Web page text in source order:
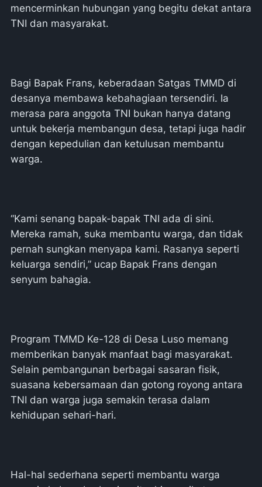
mencerminkan hubungan yang begitu dekat antara
TNI dan masyarakat.
Bagi Bapak Frans, keberadaan Satgas TMMD di
desanya membawa kebahagiaan tersendiri. Ia
merasa para anggota TNI bukan hanya datang
untuk bekerja membangun desa, tetapi juga hadir
dengan kepedulian dan ketulusan membantu
warga.
“Kami senang bapak-bapak TNI ada di sini.
Mereka ramah, suka membantu warga, dan tidak
pernah sungkan menyapa kami. Rasanya seperti
keluarga sendiri,” ucap Bapak Frans dengan
senyum bahagia.
Program TMMD Ke-128 di Desa Luso memang
memberikan banyak manfaat bagi masyarakat.
Selain pembangunan berbagai sasaran fisik,
suasana kebersamaan dan gotong royong antara
TNI dan warga juga semakin terasa dalam
kehidupan sehari-hari.
Hal-hal sederhana seperti membantu warga